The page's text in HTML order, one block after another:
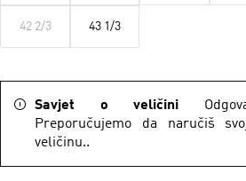
42 2/3 43 1/3
Savjet o veličini
Preporučujemo da naručiš
veličinu..